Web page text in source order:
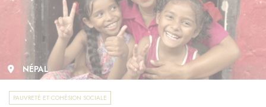
NÉPAL
PAUVRETÉ ET COHÉSION SOCIALE